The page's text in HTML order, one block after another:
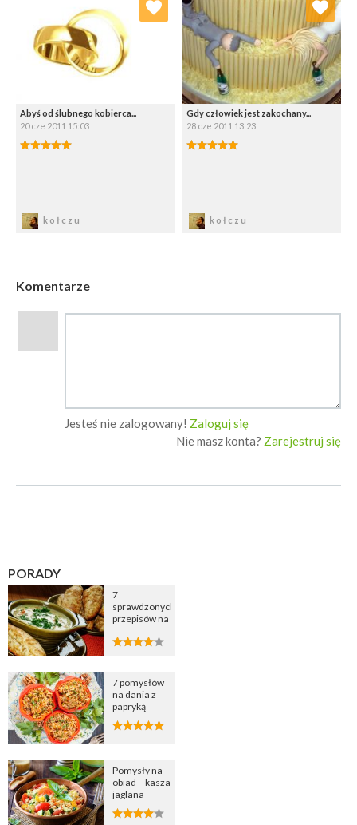
Abyś od ślubnego kobierca...
20 cze 2011 15:03
5.00/5
kołczu
Wybierz listę:
Gdy człowiek jest zakochany...
28 cze 2011 13:23
5.00/5
kołczu
Wybierz listę:
Komentarze
Jesteś nie zalogowany! Zaloguj się
Nie masz konta? Zarejestruj się
PORADY
7
sprawdzonych
przepisów na
cebulową
7 pomysłów
na dania z
papryką
Pomysły na
obiad – kasza
jaglana